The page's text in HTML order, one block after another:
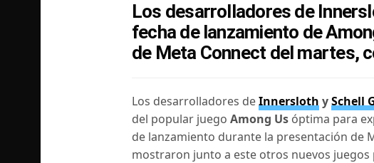
Los desarrolladores de
fecha de lanzamiento de
de Meta Connect del martes,
Los desarrolladores deInnersloth ySchell
del popular juegoAmong Us óptima para
de lanzamiento durante la presentación de
mostraron junto a este otros nuevos juegos